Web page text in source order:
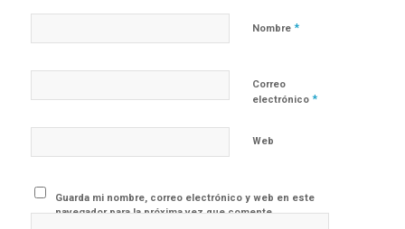
Nombre *
Correo
electrónico *
Web
Guarda mi nombre, correo electrónico y web en este
navegador para la próxima vez que comente.